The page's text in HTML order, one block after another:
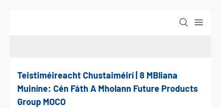
Teistiméireacht Chustaiméirí | 8 MBliana
Muiníne: Cén Fáth A Mholann Future Products
Group MOCO